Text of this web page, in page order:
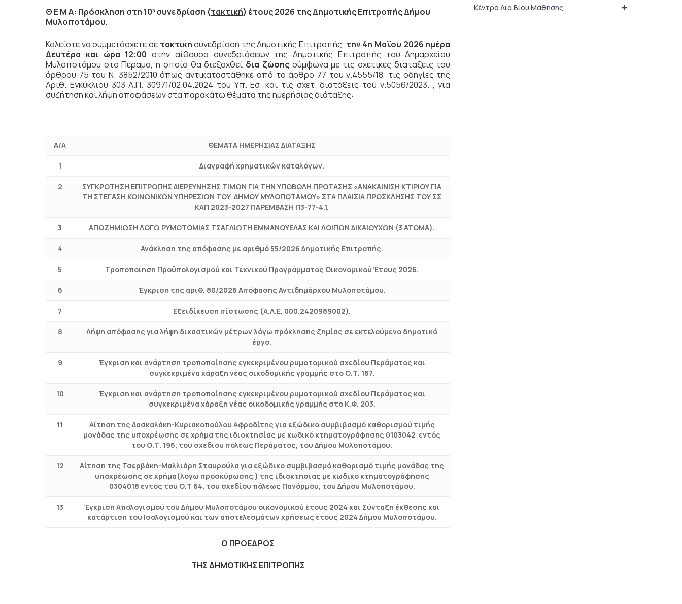
Θ Ε Μ Α: Πρόσκληση στη 10η συνεδρίαση (τακτική) έτους 2026 της Δημοτικής Επιτροπής Δήμου
Μυλοποτάμου.
Καλείστε να συμμετάσχετε σε τακτικήσυνεδρίαση της Δημοτικής Επιτροπής, την4η Μαΐου 2026 ημέρα
Δευτέρα και ώρα 12:00 στην αίθουσα συνεδριάσεων της Δημοτικής Επιτροπής του Δημαρχείου
Μυλοποτάμου στο Πέραμα, η οποία θα διεξαχθεί δια ζώσης σύμφωνα με τις σχετικές διατάξεις του
άρθρου 75 του Ν. 3852/2010 όπως αντικαταστάθηκε από το άρθρο 77 του ν.4555/18, τις οδηγίες της
Αριθ. Εγκύκλιου 303 Α.Π. 30971/02.04.2024 του Υπ. Εσ. και τις σχετ. διατάξεις του ν.5056/2023. , για
συζήτηση και λήψη αποφάσεων στα παρακάτω θέματα της ημερήσιας διάταξης:
Α/Α ΘΕΜΑΤΑ ΗΜΕΡΗΣΙΑΣ ΔΙΑΤΑΞΗΣ
1 Διαγραφή χρηματικών καταλόγων.
2
ΣΥΓΚΡΟΤΗΣΗ ΕΠΙΤΡΟΠΗΣ ΔΙΕΡΕΥΝΗΣΗΣ ΤΙΜΩΝ ΓΙΑ ΤΗΝ ΥΠΟΒΟΛΗ ΠΡΟΤΑΣΗΣ «ΑΝΑΚΑΙΝΙΣΗ ΚΤΙΡΙΟΥ ΓΙΑ
ΤΗ ΣΤΕΓΑΣΗ ΚΟΙΝΩΝΙΚΩΝ ΥΠΗΡΕΣΙΩΝ ΤΟΥ ΔΗΜΟΥ ΜΥΛΟΠΟΤΑΜΟΥ» ΣΤΑ ΠΛΑΙΣΙΑ ΠΡΟΣΚΛΗΣΗΣ ΤΟΥ ΣΣ
ΚΑΠ 2023-2027 ΠΑΡΕΜΒΑΣΗ Π3-77-4.1.
3 ΑΠΟΖΗΜΙΩΣΗ ΛΟΓΩ ΡΥΜΟΤΟΜΙΑΣ ΤΣΑΓΛΙΩΤΗ ΕΜΜΑΝΟΥΕΛΑΣ ΚΑΙ ΛΟΙΠΩΝ ΔΙΚΑΙΟΥΧΩΝ (3 ΑΤΟΜΑ).
4 Ανάκληση της απόφασης με αριθμό 55/2026 Δημοτικής Επιτροπής.
5 Τροποποίηση Προϋπολογισμού και Τεχνικού Προγράμματος Οικονομικού Έτους 2026.
6 Έγκριση της αριθ. 80/2026 Απόφασης Αντιδημάρχου Μυλοποτάμου.
7 Εξειδίκευση πίστωσης (Α.Λ.Ε. 000.2420989002).
8
Λήψη απόφασης για λήψη δικαστικών μέτρων λόγω πρόκλησης ζημίας σε εκτελούμενο δημοτικό
έργο.
9
Έγκριση και ανάρτηση τροποποίησης εγκεκριμένου ρυμοτομικού σχεδίου Περάματος και
συγκεκριμένα χάραξη νέας οικοδομικής γραμμής στο Ο.Τ. 167.
10
Έγκριση και ανάρτηση τροποποίησης εγκεκριμένου ρυμοτομικού σχεδίου Περάματος και
συγκεκριμένα χάραξη νέας οικοδομικής γραμμής στο Κ.Φ. 203.
11
Αίτηση της Δασκαλάκη-Κυριακοπούλου Αφροδίτης για εξώδικο συμβιβασμό καθορισμού τιμής
μονάδας της υποχρέωσης σε χρήμα της ιδιοκτησίας με κωδικό κτηματογράφησης 0103042 εντός
του Ο.Τ. 196, του σχεδίου πόλεως Περάματος, του Δήμου Μυλοποτάμου.
12
Αίτηση της Τσερβάκη-Μαλλιάρη Σταυρούλα για εξώδικο συμβιβασμό καθορισμό τιμής μονάδας της
υποχρέωσης σε χρήμα(λόγω προσκύρωσης ) της ιδιοκτησίας με κωδικό κτηματογράφησης
0304018 εντός του Ο.Τ 64, του σχεδίου πόλεως Πανόρμου, του Δήμου Μυλοποτάμου.
13
Έγκριση Απολογισμού του Δήμου Μυλοποτάμου οικονομικού έτους 2024 και Σύνταξη έκθεσης και
κατάρτιση του Ισολογισμού και των αποτελεσμάτων χρήσεως έτους 2024 Δήμου Μυλοποτάμου.
Ο ΠΡΟΕΔΡΟΣ
ΤΗΣ ΔΗΜΟΤΙΚΗΣ ΕΠΙΤΡΟΠΗΣ
+
Κέντρο Δια Βίου Μάθησης